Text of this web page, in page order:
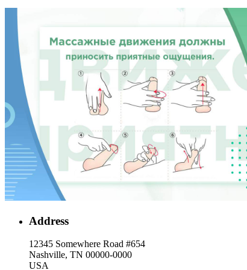
Address
12345 Somewhere Road #654
Nashville, TN 00000-0000
USA